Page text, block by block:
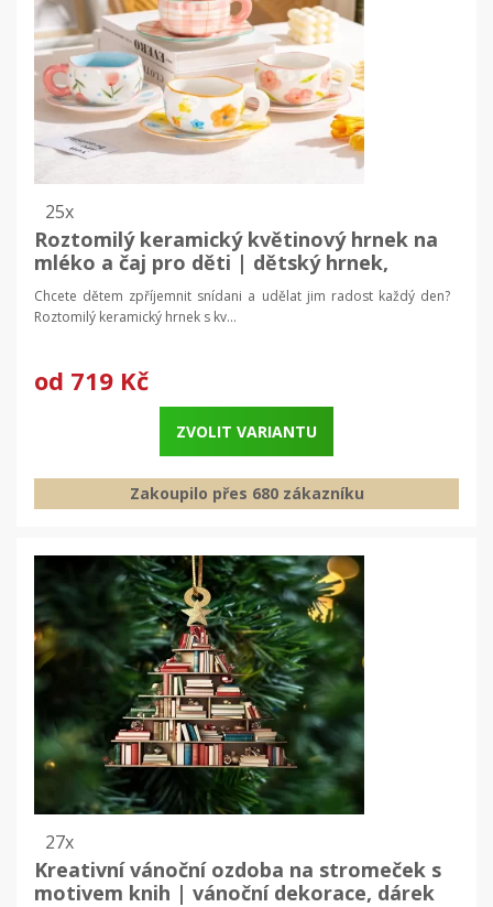
25x
Roztomilý keramický květinový hrnek na
mléko a čaj pro děti | dětský hrnek,
snídaňový hrnek
Chcete dětem zpříjemnit snídani a udělat jim radost každý den?
Roztomilý keramický hrnek s kv...
od 719 Kč
ZVOLIT VARIANTU
Zakoupilo přes 680 zákazníku
27x
Kreativní vánoční ozdoba na stromeček s
motivem knih | vánoční dekorace, dárek